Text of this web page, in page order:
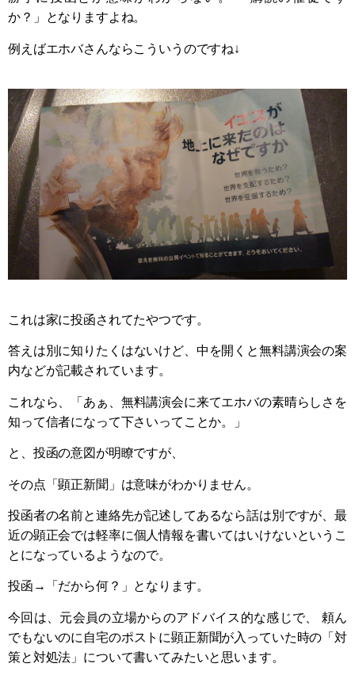
か？」となりますよね。
例えばエホバさんならこういうのですね↓
これは家に投函されてたやつです。
答えは別に知りたくはないけど、中を開くと無料講演会の案
内などが記載されています。
これなら、「あぁ、無料講演会に来てエホバの素晴らしさを
知って信者になって下さいってことか。」
と、投函の意図が明瞭ですが、
その点「顕正新聞」は意味がわかりません。
投函者の名前と連絡先が記述してあるなら話は別ですが、最
近の顕正会では軽率に個人情報を書いてはいけないというこ
とになっているようなので。
投函→「だから何？」となります。
今回は、元会員の立場からのアドバイス的な感じで、 頼ん
でもないのに自宅のポストに顕正新聞が入っていた時の「対
策と対処法」について書いてみたいと思います。